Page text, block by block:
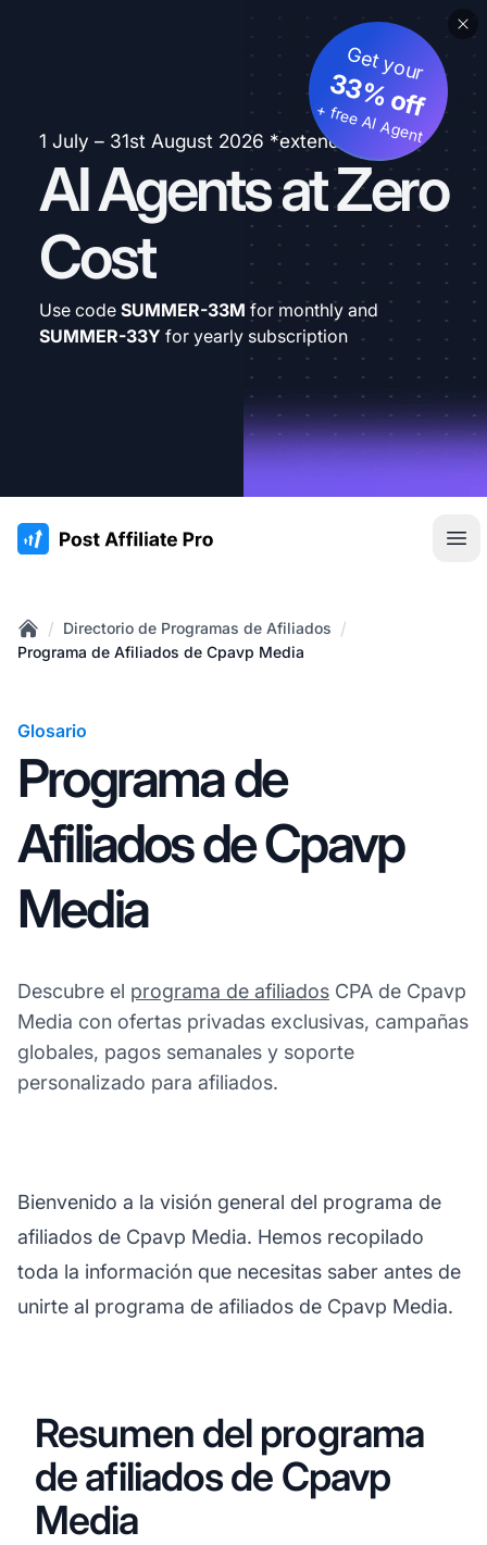
1 July – 31st August 2026 *extended
AI Agents at Zero
Cost
Get your
33% off
+ free AI Agent
Use code SUMMER-33M for monthly and
SUMMER-33Y for yearly subscription
:site.title
Home
/ Directorio de Programas de Afiliados /
Programa de Afiliados de Cpavp Media
Glosario
Programa de
Afiliados de Cpavp
Media
Descubre el programa de afiliados CPA de Cpavp
Media con ofertas privadas exclusivas, campañas
globales, pagos semanales y soporte
personalizado para afiliados.
Bienvenido a la visión general del programa de
afiliados de Cpavp Media. Hemos recopilado
toda la información que necesitas saber antes de
unirte al programa de afiliados de Cpavp Media.
Resumen del programa
de afiliados de Cpavp
Media